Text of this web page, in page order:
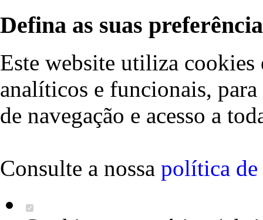
Defina as suas
Este website utiliza cookies
analíticos e funcionais,
de navegação e acesso a
Consulte a nossa política de